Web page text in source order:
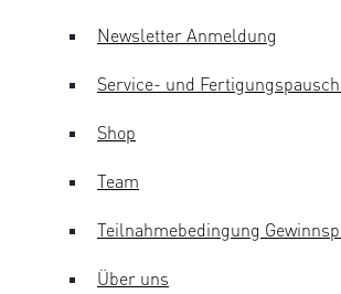
Newsletter Anmeldung
Service- und
Shop
Team
Teilnahmebedingung
Über uns